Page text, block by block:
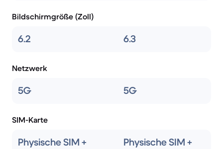
Bildschirmgröße (Zoll)
6.2 6.3
Netzwerk
5G 5G
SIM-Karte
Physische SIM +
Physische SIM +